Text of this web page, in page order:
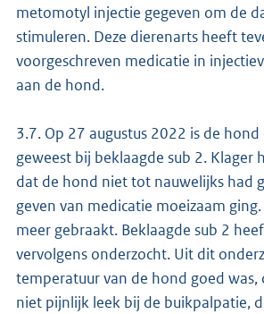
metomotyl injectie gegeven om de
stimuleren. Deze dierenarts heeft
voorgeschreven medicatie in
aan de hond.
3.7. Op 27 augustus 2022 is de
geweest bij beklaagde sub 2. Klager
dat de hond niet tot nauwelijks had
geven van medicatie moeizaam
meer gebraakt. Beklaagde sub 2
vervolgens onderzocht. Uit dit
temperatuur van de hond goed was,
niet pijnlijk leek bij de buikpalpatie,